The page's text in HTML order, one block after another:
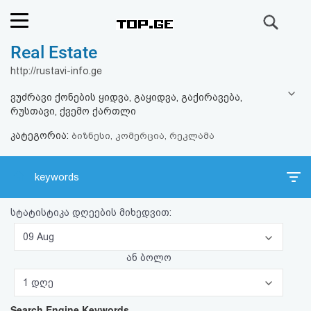
რეიტინგი
კითხვა-
პასუხი
ავტორიზაცია
პაროლის
Real Estate
http://rustavi-info.ge
ვუძრავი ქონების ყიდვა, გაყიდვა, გაქირავება,
რუსთავი, ქვემო ქართლი
კატეგორია: ბიზნესი, კომერცია, რეკლამა
keywords
სტატისტიკა დღეების მიხედვით:
09 Aug
ან ბოლო
1 დღე